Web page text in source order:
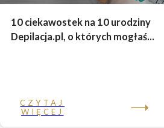
10 ciekawostek na 10 urodziny
Depilacja.pl, o których mogłaś...
CZYTAJ
WIĘCEJ